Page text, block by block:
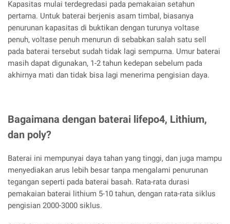
Kapasitas mulai terdegredasi pada pemakaian setahun
pertama. Untuk baterai berjenis asam timbal, biasanya
penurunan kapasitas di buktikan dengan turunya voltase
penuh, voltase penuh menurun di sebabkan salah satu sell
pada baterai tersebut sudah tidak lagi sempurna. Umur baterai
masih dapat digunakan, 1-2 tahun kedepan sebelum pada
akhirnya mati dan tidak bisa lagi menerima pengisian daya.
Bagaimana dengan baterai lifepo4, Lithium,
dan poly?
Baterai ini mempunyai daya tahan yang tinggi, dan juga mampu
menyediakan arus lebih besar tanpa mengalami penurunan
tegangan seperti pada baterai basah. Rata-rata durasi
pemakaian baterai lithium 5-10 tahun, dengan rata-rata siklus
pengisian 2000-3000 siklus.